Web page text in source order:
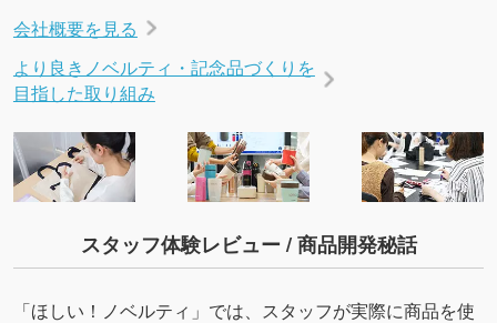
会社概要を見る
より良きノベルティ・記念品づくりを
目指した取り組み
スタッフ体験レビュー / 商品開発秘話
「ほしい！ノベルティ」では、スタッフが実際に商品を使